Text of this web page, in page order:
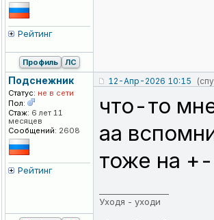
Рейтинг
Профиль ЛС
Подснежник
Статус: не в сети
Пол:
Стаж: 6 лет 11
месяцев
Сообщений: 2608
Рейтинг
12-Апр-2026 10:15
что-то
аа
тоже на
Уходя - уходи